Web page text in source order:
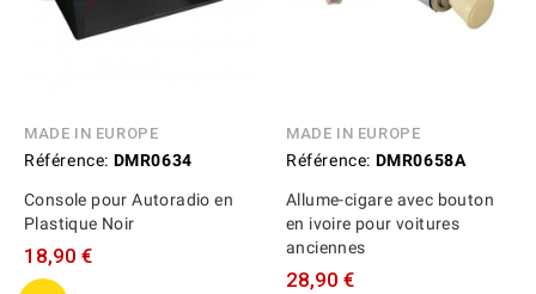
MADE IN EUROPE
Référence: DMR0634
Console pour Autoradio en
Plastique Noir
18,90 €
MADE IN EUROPE
Référence: DMR0658A
Allume-cigare avec bouton
en ivoire pour voitures
anciennes
28,90 €